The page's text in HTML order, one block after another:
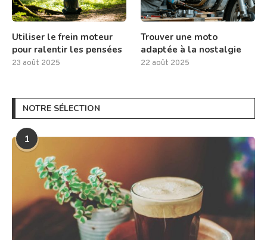
Utiliser le frein moteur
pour ralentir les pensées
23 août 2025
Trouver une moto
adaptée à la nostalgie
22 août 2025
NOTRE SÉLECTION
1